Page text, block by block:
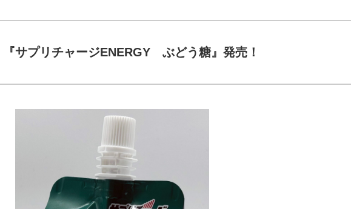
サプリチャージENERGY ぶどう糖』発売！